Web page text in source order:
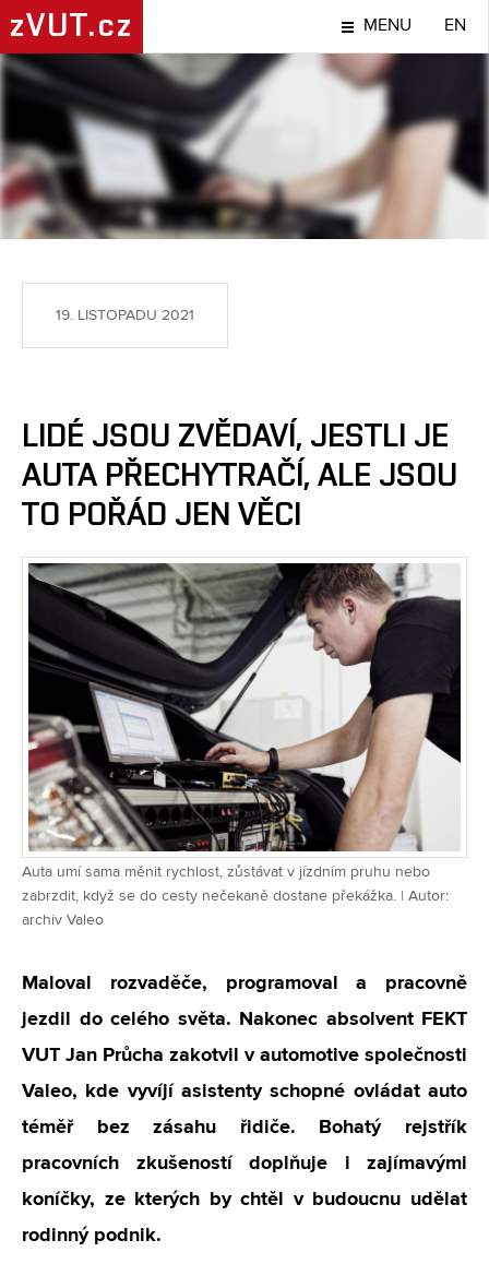
zVUT.cz MENU EN
TÉMA
19. LISTOPADU 2021
LIDÉ JSOU ZVĚDAVÍ, JESTLI JE
AUTA PŘECHYTRAČÍ, ALE JSOU
TO POŘÁD JEN VĚCI
Auta umí sama měnit rychlost, zůstávat v jízdním pruhu nebo
zabrzdit, když se do cesty nečekaně dostane překážka. | Autor:
archiv Valeo
Maloval rozvaděče, programoval a pracovně
jezdil do celého světa. Nakonec absolvent FEKT
VUT Jan Průcha zakotvil v automotive společnosti
Valeo, kde vyvíjí asistenty schopné ovládat auto
téměř bez zásahu řidiče. Bohatý rejstřík
pracovních zkušeností doplňuje i zajímavými
koníčky, ze kterých by chtěl v budoucnu udělat
rodinný podnik.